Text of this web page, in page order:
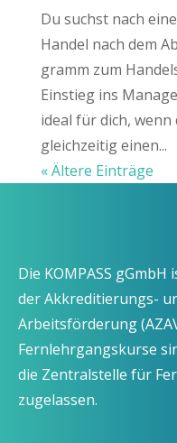
Du suchst nach
Han­del nach dem
gramm zum
Ein­stieg ins
ide­al für dich,
gleich­zei­tig einen...
« Ältere Einträge
Die KOMPASS gGmbH
der Akkreditierungs-
Arbeitsförderung
Fernlehrgangskurse
die Zentralstelle für
zugelassen.